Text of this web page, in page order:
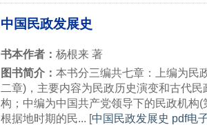
中国民政发展史
书本作者： 杨根来 著
图书简介： 本书分三编共七章：上编为民
二章)，主要内容为民政历史演变和古代
构；中编为中国共产党领导下的民政机构
根据地时期的民... [中国民政发展史 pdf电